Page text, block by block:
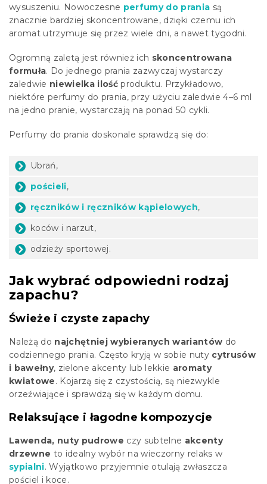
wysuszeniu. Nowoczesne perfumy do prania są
znacznie bardziej skoncentrowane, dzięki czemu ich
aromat utrzymuje się przez wiele dni, a nawet tygodni.
Ogromną zaletą jest również ich skoncentrowana
formuła. Do jednego prania zazwyczaj wystarczy
zaledwie niewielka ilość produktu. Przykładowo,
niektóre perfumy do prania, przy użyciu zaledwie 4–6 ml
na jedno pranie, wystarczają na ponad 50 cykli.
Perfumy do prania doskonale sprawdzą się do:
Ubrań,
pościeli,
ręczników i ręczników kąpielowych,
koców i narzut,
odzieży sportowej.
Jak wybrać odpowiedni rodzaj
zapachu?
Świeże i czyste zapachy
Należą do najchętniej wybieranych wariantów do
codziennego prania. Często kryją w sobie nuty cytrusów
i bawełny, zielone akcenty lub lekkie aromaty
kwiatowe. Kojarzą się z czystością, są niezwykle
orzeźwiające i sprawdzą się w każdym domu.
Relaksujące i łagodne kompozycje
Lawenda, nuty pudrowe czy subtelne akcenty
drzewne to idealny wybór na wieczorny relaks w
sypialni. Wyjątkowo przyjemnie otulają zwłaszcza
pościel i koce.